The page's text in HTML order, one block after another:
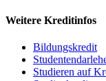
Weitere Kreditinfos
Bildungskredit
Studieren auf